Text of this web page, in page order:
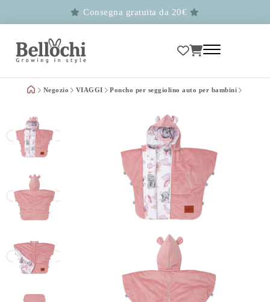
Consegna gratuita da 20€
Negozio VIAGGI Poncho per seggiolino auto per bambini